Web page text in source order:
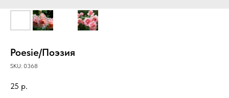
Poesie/Поэзия
SKU: 0368
25 р.